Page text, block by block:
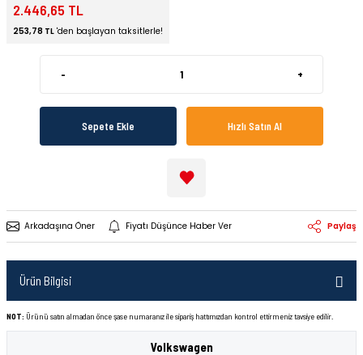
2.446,65 TL
253,78 TL 'den başlayan taksitlerle!
- +
Sepete Ekle Hızlı Satın Al
Arkadaşına Öner Fiyatı Düşünce Haber Ver Paylaş
Ürün Bilgisi
NOT: Ürünü satın almadan önce şase numaranız ile sipariş hattımızdan kontrol ettirmeniz tavsiye edilir.
Volkswagen